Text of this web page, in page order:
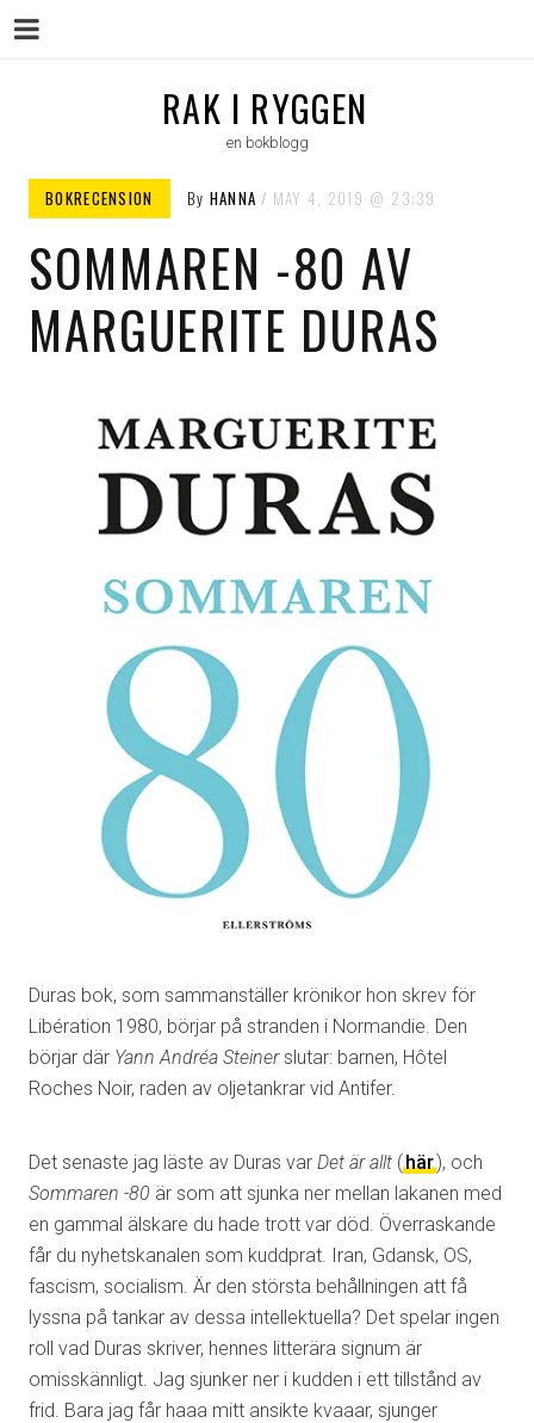
RAK I RYGGEN
en bokblogg
BOKRECENSION By HANNA MAY 4, 2019 23:39
SOMMAREN -80 AV
MARGUERITE DURAS
Duras bok, som sammanställer krönikor hon skrev för
Libération 1980, börjar på stranden i Normandie. Den
börjar där Yann Andréa Steinerslutar: barnen, Hôtel
Roches Noir, raden av oljetankrar vid Antifer.
Det senaste jag läste av Duras var Det är allt (här), och
Sommaren -80 är som att sjunka ner mellan lakanen med
en gammal älskare du hade trott var död. Överraskande
får du nyhetskanalen som kuddprat. Iran, Gdansk, OS,
fascism, socialism. Är den största behållningen att få
lyssna på tankar av dessa intellektuella? Det spelar ingen
roll vad Duras skriver, hennes litterära signum är
omisskännligt. Jag sjunker ner i kudden i ett tillstånd av
frid. Bara jag får haaa mitt ansikte kvaaar, sjunger
Menu